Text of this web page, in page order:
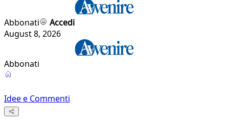
Abbonati
Accedi
August 8, 2026
Abbonati
Idee e Commenti